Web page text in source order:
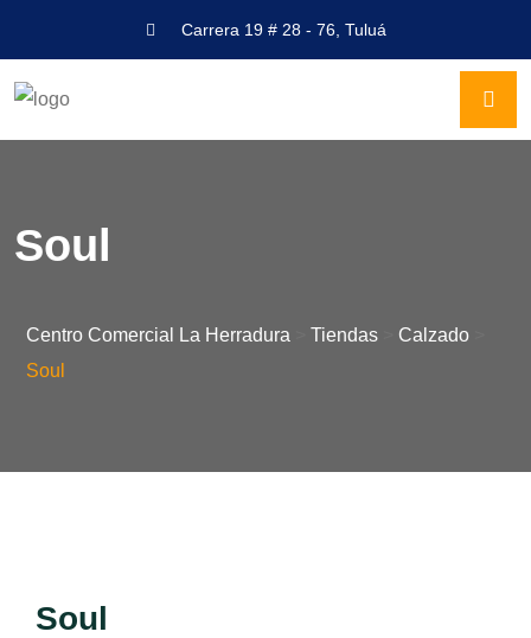
Carrera 19 # 28 - 76, Tuluá
Soul
Centro Comercial La Herradura Tiendas Calzado
Soul
Soul